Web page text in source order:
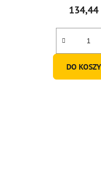
134,44
DO